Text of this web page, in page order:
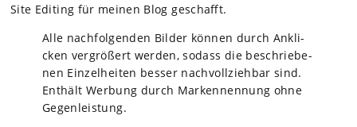
Site Editing für mei­nen Blog geschafft.
Alle nach­fol­gen­den Bil­der kön­nen durch Ankli­
cken ver­grö­ßert wer­den, sodass die beschrie­be­
nen Ein­zel­hei­ten bes­ser nach­voll­zieh­bar sind.
Ent­hält Wer­bung durch Mar­ken­nen­nung ohne
Gegen­leis­tung.